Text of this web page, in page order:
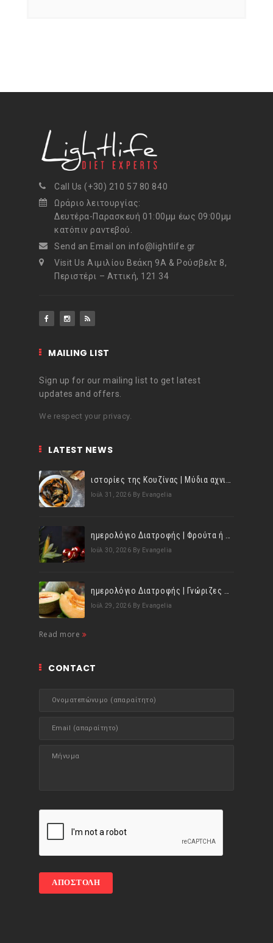
Call Us (+30) 210 57 80 840
Ωράριο λειτουργίας:
Δευτέρα-Παρασκευή 01:00μμ έως 09:00μμ
κατόπιν ραντεβού.
Send an Email on info@lightlife.gr
Visit Us Αιμιλίου Βεάκη 9Α & Ρούσβελτ 8,
Περιστέρι – Αττική, 121 34
MAILING LIST
Sign up for our mailing list to get latest
updates and offers.
We respect your privacy.
LATEST NEWS
Ιούλ 31, 2026 By Evangelia
Ιούλ 30, 2026 By Evangelia
Ιούλ 29, 2026 By Evangelia
Read more
CONTACT